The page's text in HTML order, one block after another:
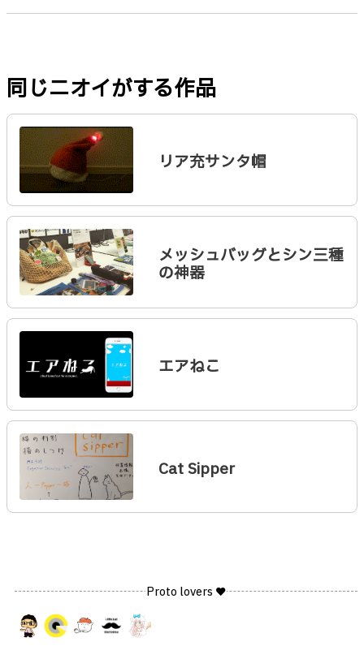
同じニオイがする作品
リア充サンタ帽
メッシュバッグとシン三種
の神器
エアねこ
Cat Sipper
Proto lovers ♥